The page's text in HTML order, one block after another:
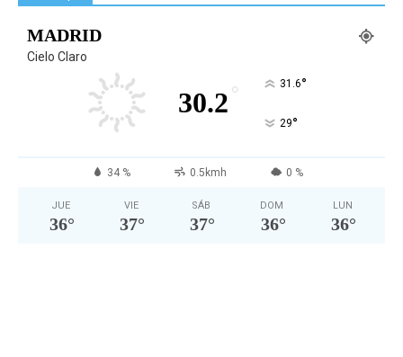
MADRID
Cielo Claro
30.2 ° 31.6°
29°
34 % 0.5kmh 0 %
JUE
36°
VIE
37°
SÁB
37°
DOM
36°
LUN
36°